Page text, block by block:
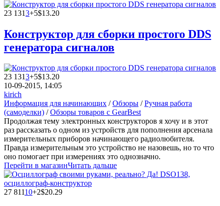
23 1313+5$13.20
Конструктор для сборки простого DDS
генератора сигналов
23 1313+5$13.20
10-09-2015, 14:05
kirich
Информация для начинающих /Обзоры /Ручная работа
(самоделки) /Обзоры товаров с GearBest
Продолжая тему электронных конструкторов я хочу и в этот
раз рассказать о одном из устройств для пополнения арсенала
измерительных приборов начинающего радиолюбителя.
Правда измерительным это устройство не назовешь, но то что
оно помогает при измерениях это однозначно.
Перейти в магазинЧитать дальше
27 81110+2$20.29